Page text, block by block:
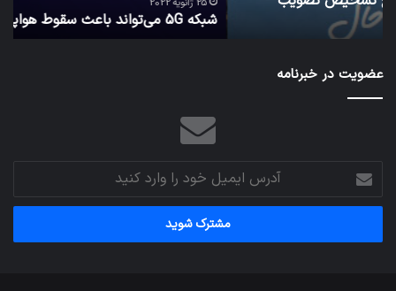
25 ژانویه 2022
شبکه 5G می‌تواند باعث سقوط هواپیما شود
عضویت در خبرنامه
آدرس
ایمیل
خود
وارد